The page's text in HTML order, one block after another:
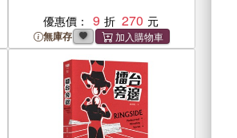
優惠價： 9 270
無庫存